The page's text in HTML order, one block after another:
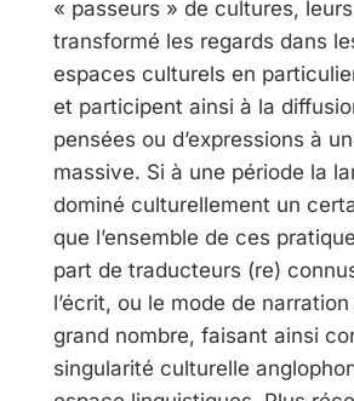
« passeurs » de cultures,
transformé les regards dans
espaces culturels en
et participent ainsi à la
pensées ou d’expressions à
massive. Si à une période la
dominé culturellement un
que l’ensemble de ces
part de traducteurs (re)
l’écrit, ou le mode de
grand nombre, faisant ainsi
singularité culturelle